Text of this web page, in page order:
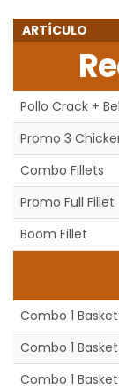
ARTÍCULO
Pollo Crack +
Promo 3
Combo Fillets
Promo Full Fillet
Boom Fillet
Combo 1 Basket
Combo 1
Combo 1